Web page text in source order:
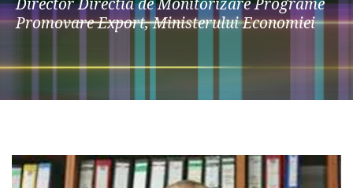
Director Directia de Monitorizare Programe
Promovare Export, Ministerului Economiei